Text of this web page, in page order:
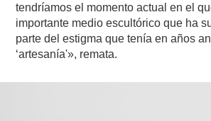
tendríamos el momento actual en el
importante medio escultórico que ha
parte del estigma que tenía en años
‘artesanía'», remata.